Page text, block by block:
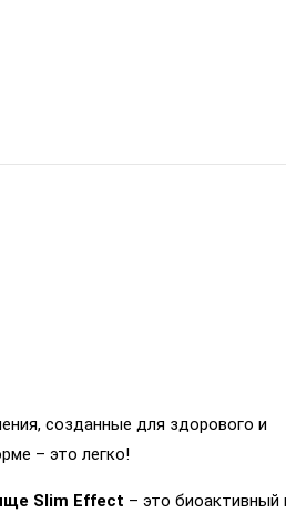
созданные для здорового и
– это легко!
Slim Effect – это биоактивный